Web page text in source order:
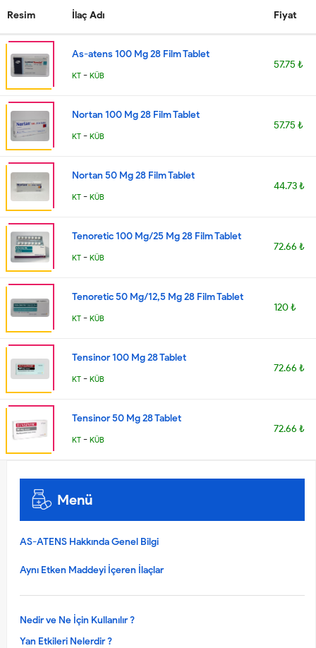
Resim İlaç Adı Fiyat
As-atens 100 Mg 28 Film Tablet
KT - KÜB
57.75 ₺
Nortan 100 Mg 28 Film Tablet
KT - KÜB
57.75 ₺
Nortan 50 Mg 28 Film Tablet
KT - KÜB
44.73 ₺
Tenoretic 100 Mg/25 Mg 28 Film Tablet
KT - KÜB
72.66 ₺
Tenoretic 50 Mg/12,5 Mg 28 Film Tablet
KT - KÜB
120 ₺
Tensinor 100 Mg 28 Tablet
KT - KÜB
72.66 ₺
Tensinor 50 Mg 28 Tablet
KT - KÜB
72.66 ₺
Menü
AS-ATENS Hakkında Genel Bilgi
Aynı Etken Maddeyi İçeren İlaçlar
Nedir ve Ne İçin Kullanılır ?
Yan Etkileri Nelerdir ?